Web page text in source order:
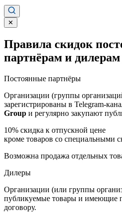
✕
Правила скидок
партнёрам и дилерам
Постоянные партнёры
Организации (группы
зарегистрированы в Telegram-
Group и регулярно закупают
10% скидка к отпускной цене
кроме товаров со специальными
Возможна продажа отдельных
Дилеры
Организации (или группы
публикуемые товары и имеющие
договору.